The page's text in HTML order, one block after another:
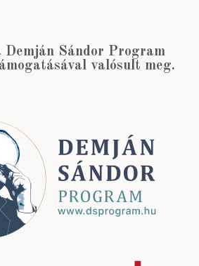
Demján Sándor Program
valósult meg.